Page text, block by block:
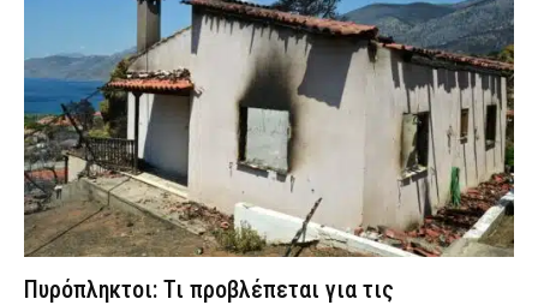
Πυρόπληκτοι: Τι προβλέπεται για τις